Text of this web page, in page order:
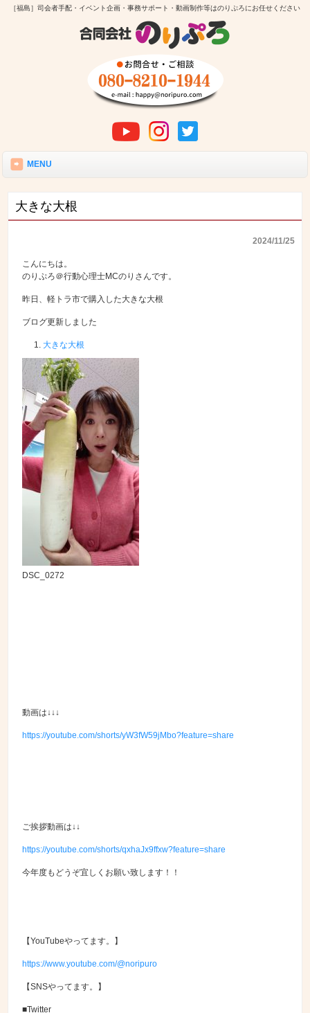
［福島］司会者手配・イベント企画・事務サポート・動画制作等はのりぷろにお任せください
MENU
大きな大根
2024/11/25
こんにちは。
のりぷろ＠行動心理士MCのりさんです。
昨日、軽トラ市で購入した大きな大根
ブログ更新しました
大きな大根
DSC_0272
動画は↓↓↓
https://youtube.com/shorts/yW3fW59jMbo?feature=share
ご挨拶動画は↓↓
https://youtube.com/shorts/qxhaJx9ffxw?feature=share
今年度もどうぞ宜しくお願い致します！！
【YouTubeやってます。】
https://www.youtube.com/@noripuro
【SNSやってます。】
■Twitter